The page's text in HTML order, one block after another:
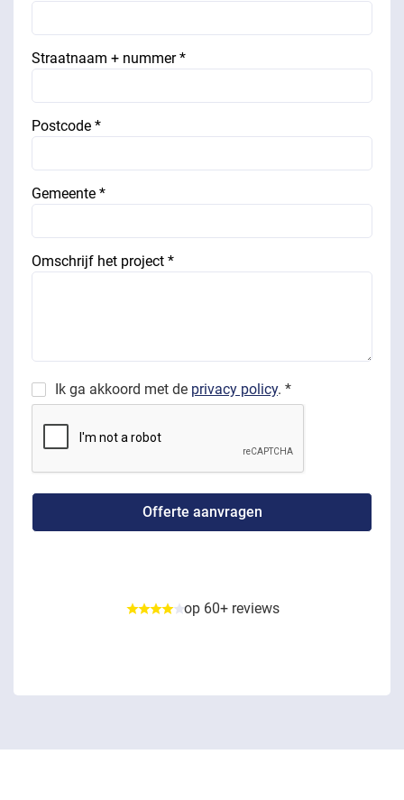
Straatnaam + nummer *
Postcode *
Gemeente *
Omschrijf het project *
Ik ga akkoord met de privacy policy. *
op 60+ reviews